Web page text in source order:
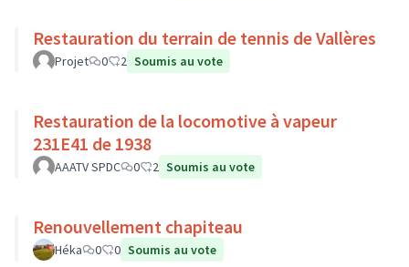
Restauration du terrain de tennis de Vallères
Projet 0 2 Soumis au vote
Restauration de la locomotive à vapeur
231E41 de 1938
AAATV SPDC 0 2 Soumis au vote
Renouvellement chapiteau
Héka 0 0 Soumis au vote